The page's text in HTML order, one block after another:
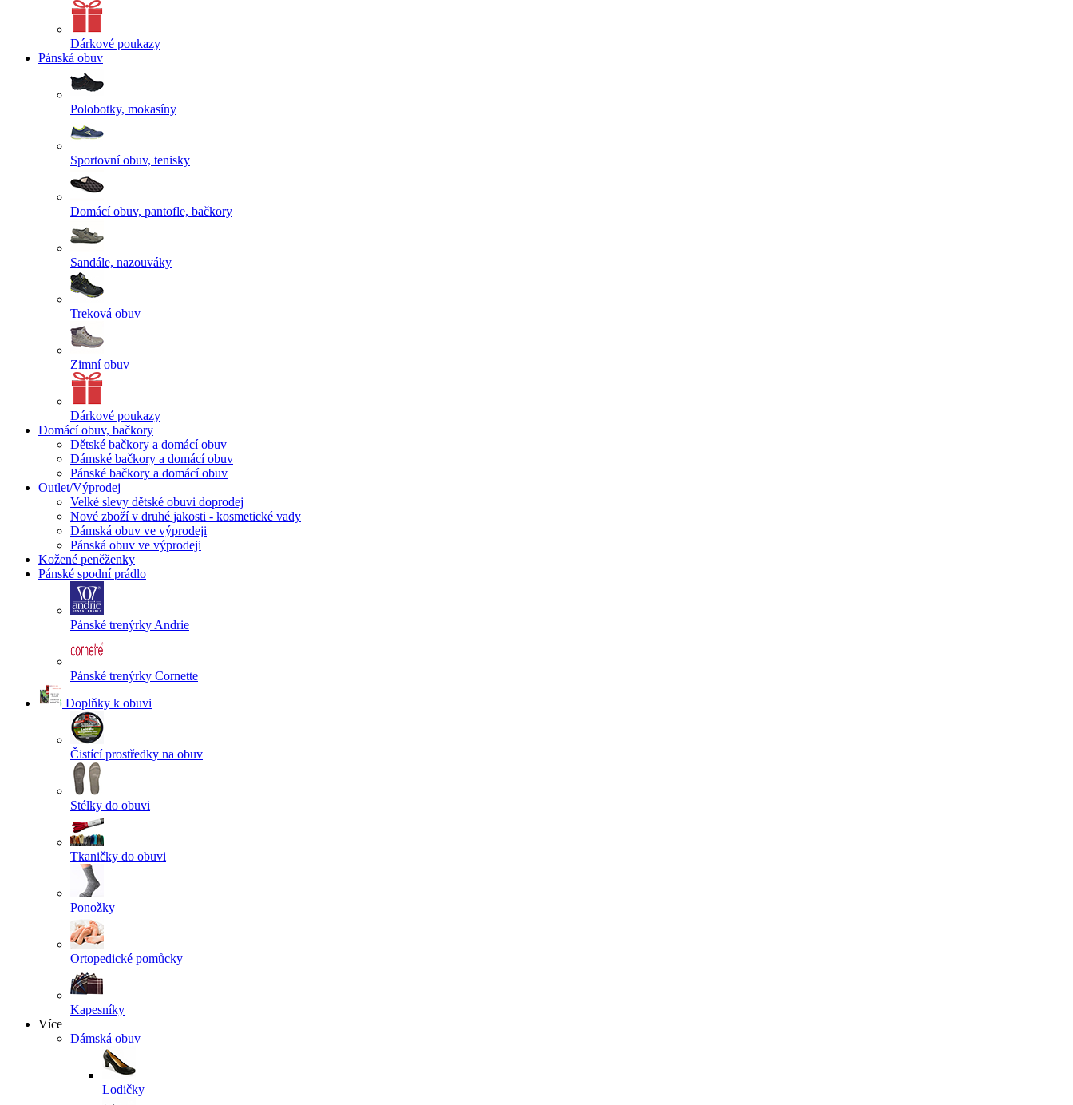
Dárkové poukazy
Pánská obuv
Polobotky, mokasíny
Sportovní obuv, tenisky
Domácí obuv, pantofle, bačkory
Sandále, nazouváky
Treková obuv
Zimní obuv
Dárkové poukazy
Domácí obuv, bačkory
Dětské bačkory a domácí obuv
Dámské bačkory a domácí obuv
Pánské bačkory a domácí obuv
Outlet/Výprodej
Velké slevy dětské obuvi doprodej
Nové zboží v druhé jakosti - kosmetické vady
Dámská obuv ve výprodeji
Pánská obuv ve výprodeji
Kožené peněženky
Pánské spodní prádlo
Pánské trenýrky Andrie
Pánské trenýrky Cornette
Doplňky k obuvi
Čistící prostředky na obuv
Stélky do obuvi
Tkaničky do obuvi
Ponožky
Ortopedické pomůcky
Kapesníky
Více
Dámská obuv
Lodičky